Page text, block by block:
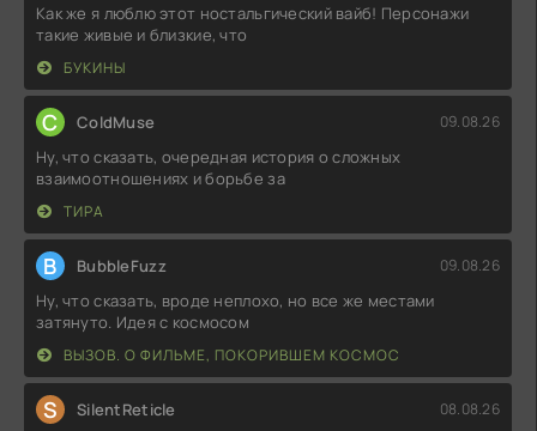
Как же я люблю этот ностальгический вайб! Персонажи
такие живые и близкие, что
БУКИНЫ
C ColdMuse 09.08.26
Ну, что сказать, очередная история о сложных
взаимоотношениях и борьбе за
ТИРА
B BubbleFuzz 09.08.26
Ну, что сказать, вроде неплохо, но все же местами
затянуто. Идея с космосом
ВЫЗОВ. О ФИЛЬМЕ, ПОКОРИВШЕМ КОСМОС
S SilentReticle 08.08.26